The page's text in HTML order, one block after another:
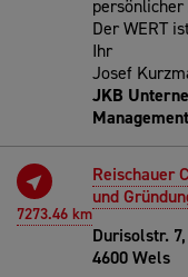
Der WERT
Ihr
Josef
JKB
7273.46 km
Reischauer
und
Durisolstr. 7,
4600 Wels